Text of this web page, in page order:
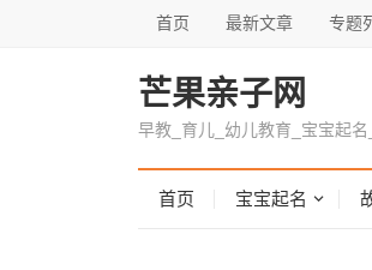
首页 最新文章 专题
芒果亲子网
早教_育儿_幼儿教育_宝宝起
首页 宝宝起名